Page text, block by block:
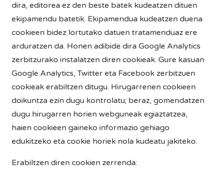
dira, editorea ez den beste batek kudeatzen dituen
ekipamendu batetik. Ekipamendua kudeatzen duena
cookieen bidez lortutako datuen tratamenduaz ere
arduratzen da. Honen adibide dira Google Analytics
zerbitzurako instalatzen diren cookieak. Gure kasuan
Google Analytics, Twitter eta Facebook zerbitzuen
cookieak erabiltzen ditugu. Hirugarrenen cookieen
doikuntza ezin dugu kontrolatu; beraz, gomendatzen
dugu hirugarren horien webguneak egiaztatzea,
haien cookieen gaineko informazio gehiago
edukitzeko eta cookie horiek nola kudeatu jakiteko.
Erabiltzen diren cookien zerrenda: